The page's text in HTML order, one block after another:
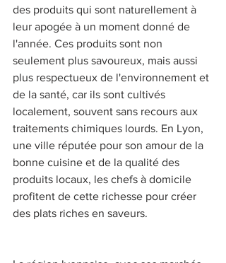
des produits qui sont naturellement à
leur apogée à un moment donné de
l'année. Ces produits sont non
seulement plus savoureux, mais aussi
plus respectueux de l'environnement et
de la santé, car ils sont cultivés
localement, souvent sans recours aux
traitements chimiques lourds. En Lyon,
une ville réputée pour son amour de la
bonne cuisine et de la qualité des
produits locaux, les chefs à domicile
profitent de cette richesse pour créer
des plats riches en saveurs.